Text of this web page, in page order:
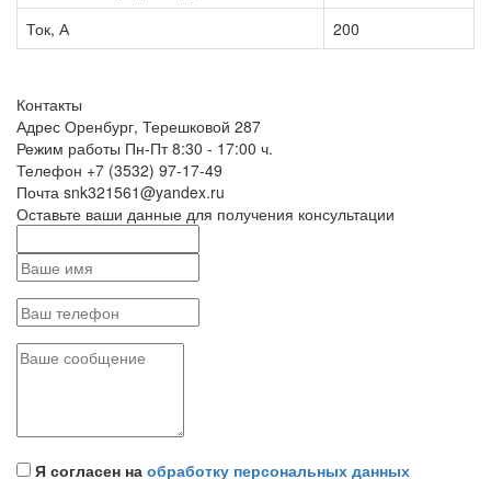
Ток, А
200
Контакты
Адрес Оренбург, Терешковой 287
Режим работы Пн-Пт 8:30 - 17:00 ч.
Телефон +7 (3532) 97-17-49
Почта snk321561@yandex.ru
Оставьте ваши данные для получения консультации
Я согласен на обработку персональных данных